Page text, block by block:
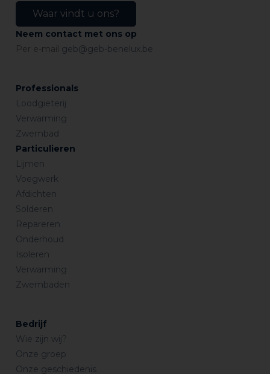
Professionals
Loodgieterij
Verwarming
Zwembad
Particulieren
Lijmen
Voegwerk
Afdichten
Solderen
Repareren
Onderhoud
Isoleren
Verwarming
Zwembaden
Bedrijf
Wie zijn wij?
Onze groep
Onze geschiedenis
Waar vindt u ons?
Neem contact met ons op
Per e-mail geb@geb-benelux.be